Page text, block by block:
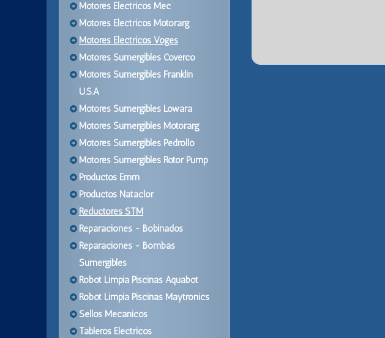
Motores Electricos Mec
Motores Electricos Motorarg
Motores Electricos Voges
Motores Sumergibles Coverco
Motores Sumergibles Franklin
U.S.A
Motores Sumergibles Lowara
Motores Sumergibles Motorarg
Motores Sumergibles Pedrollo
Motores Sumergibles Rotor Pump
Productos Emm
Productos Nataclor
Reductores STM
Reparaciones - Bobinados
Reparaciones - Bombas
Sumergibles
Robot Limpia Piscinas Aquabot
Robot Limpia Piscinas Maytronics
Sellos Mecanicos
Tableros Electricos